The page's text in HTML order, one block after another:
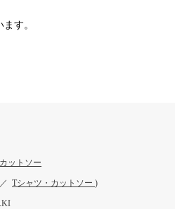
す。
ットソー
／ Tシャツ・カットソー )